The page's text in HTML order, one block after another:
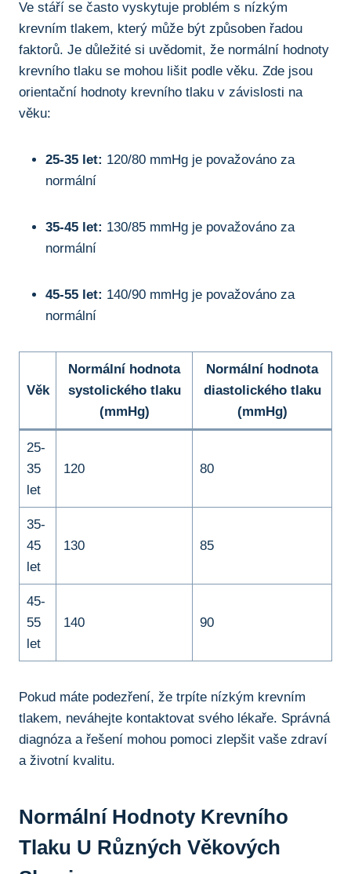
Ve stáří se často vyskytuje problém s nízkým
krevním tlakem, který může být způsoben řadou
faktorů. Je důležité si uvědomit, že normální hodnoty
krevního tlaku se mohou lišit podle věku. Zde jsou
orientační hodnoty krevního tlaku v závislosti na
věku:
25-35 let: 120/80 mmHg je považováno za
normální
35-45 let: 130/85 mmHg je považováno za
normální
45-55 let: 140/90 mmHg je považováno za
normální
Věk
Normální hodnota
systolického tlaku
(mmHg)
Normální hodnota
diastolického tlaku
(mmHg)
25-
35
let
120 80
35-
45
let
130 85
45-
55
let
140 90
Pokud máte podezření, že trpíte nízkým krevním
tlakem, neváhejte kontaktovat svého lékaře. Správná
diagnóza a řešení mohou pomoci zlepšit vaše zdraví
a životní kvalitu.
Normální Hodnoty Krevního
Tlaku U Různých Věkových